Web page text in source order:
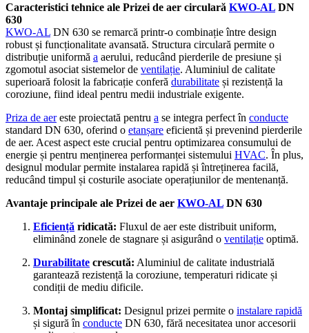
Caracteristici tehnice ale Prizei de aer circulară KWO-AL DN
630
KWO-AL DN 630 se remarcă printr-o combinație între design
robust și funcționalitate avansată. Structura circulară permite o
distribuție uniformă a aerului, reducând pierderile de presiune și
zgomotul asociat sistemelor de ventilație. Aluminiul de calitate
superioară folosit la fabricație conferă durabilitate și rezistență la
coroziune, fiind ideal pentru medii industriale exigente.
Priza de aereste proiectată pentru a se integra perfect în conducte
standard DN 630, oferind o etanșare eficientă și prevenind pierderile
de aer. Acest aspect este crucial pentru optimizarea consumului de
energie și pentru menținerea performanței sistemului HVAC. În plus,
designul modular permite instalarea rapidă și întreținerea facilă,
reducând timpul și costurile asociate operațiunilor de mentenanță.
Avantaje principale ale Prizei de aer KWO-AL DN 630
Eficiență ridicată: Fluxul de aer este distribuit uniform,
eliminând zonele de stagnare și asigurând o ventilație optimă.
Durabilitate crescută: Aluminiul de calitate industrială
garantează rezistență la coroziune, temperaturi ridicate și
condiții de mediu dificile.
Montaj simplificat: Designul prizei permite o instalare rapidă
și sigură în conducte DN 630, fără necesitatea unor accesorii